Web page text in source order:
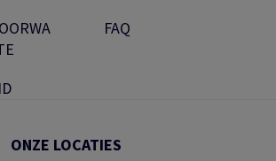
FAQ
ONZE LOCATIES